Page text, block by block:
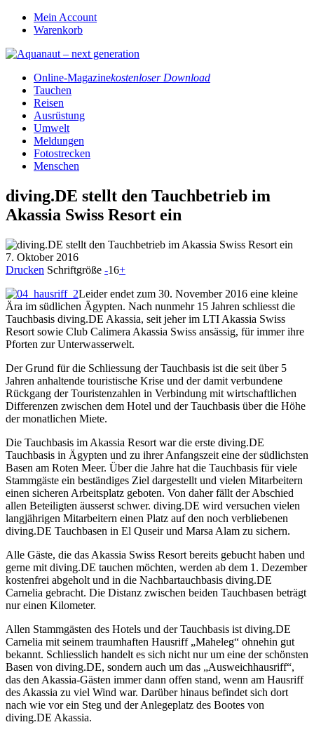
Mein Account
Warenkorb
Online-Magazinekostenloser Download
Tauchen
Reisen
Ausrüstung
Umwelt
Meldungen
Fotostrecken
Menschen
diving.DE stellt den Tauchbetrieb im
Akassia Swiss Resort ein
7. Oktober 2016
Drucken Schriftgröße -16+
Leider endet zum 30. November 2016 eine kleine
Ära im südlichen Ägypten. Nach nunmehr 15 Jahren schliesst die
Tauchbasis diving.DE Akassia, seit jeher im LTI Akassia Swiss
Resort sowie Club Calimera Akassia Swiss ansässig, für immer ihre
Pforten zur Unterwasserwelt.
Der Grund für die Schliessung der Tauchbasis ist die seit über 5
Jahren anhaltende touristische Krise und der damit verbundene
Rückgang der Touristenzahlen in Verbindung mit wirtschaftlichen
Differenzen zwischen dem Hotel und der Tauchbasis über die Höhe
der monatlichen Miete.
Die Tauchbasis im Akassia Resort war die erste diving.DE
Tauchbasis in Ägypten und zu ihrer Anfangszeit eine der südlichsten
Basen am Roten Meer. Über die Jahre hat die Tauchbasis für viele
Stammgäste ein beständiges Ziel dargestellt und vielen Mitarbeitern
einen sicheren Arbeitsplatz geboten. Von daher fällt der Abschied
allen Beteiligten äusserst schwer. diving.DE wird versuchen vielen
langjährigen Mitarbeitern einen Platz auf den noch verbliebenen
diving.DE Tauchbasen in El Quseir und Marsa Alam zu sichern.
Alle Gäste, die das Akassia Swiss Resort bereits gebucht haben und
gerne mit diving.DE tauchen möchten, werden ab dem 1. Dezember
kostenfrei abgeholt und in die Nachbartauchbasis diving.DE
Carnelia gebracht. Die Distanz zwischen beiden Tauchbasen beträgt
nur einen Kilometer.
Allen Stammgästen des Hotels und der Tauchbasis ist diving.DE
Carnelia mit seinem traumhaften Hausriff „Maheleg“ ohnehin gut
bekannt. Schliesslich handelt es sich nicht nur um eine der schönsten
Basen von diving.DE, sondern auch um das „Ausweichhausriff“,
das den Akassia-Gästen immer dann offen stand, wenn am Hausriff
des Akassia zu viel Wind war. Darüber hinaus befindet sich dort
nach wie vor ein Steg und der Anlegeplatz des Bootes von
diving.DE Akassia.